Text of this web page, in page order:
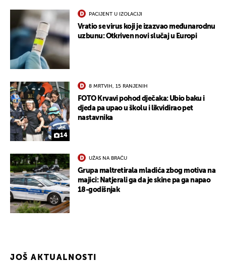
PACIJENT U IZOLACIJI
Vratio se virus koji je izazvao međunarodnu
uzbunu: Otkriven novi slučaj u Europi
14
8 MRTVIH, 15 RANJENIH
FOTO Krvavi pohod dječaka: Ubio baku i
djeda pa upao u školu i likvidirao pet
nastavnika
UŽAS NA BRAČU
Grupa maltretirala mladića zbog motiva na
majici: Natjerali ga da je skine pa ga napao
18-godišnjak
JOŠ AKTUALNOSTI
UKLJUČITE NOTIFIKACIJE